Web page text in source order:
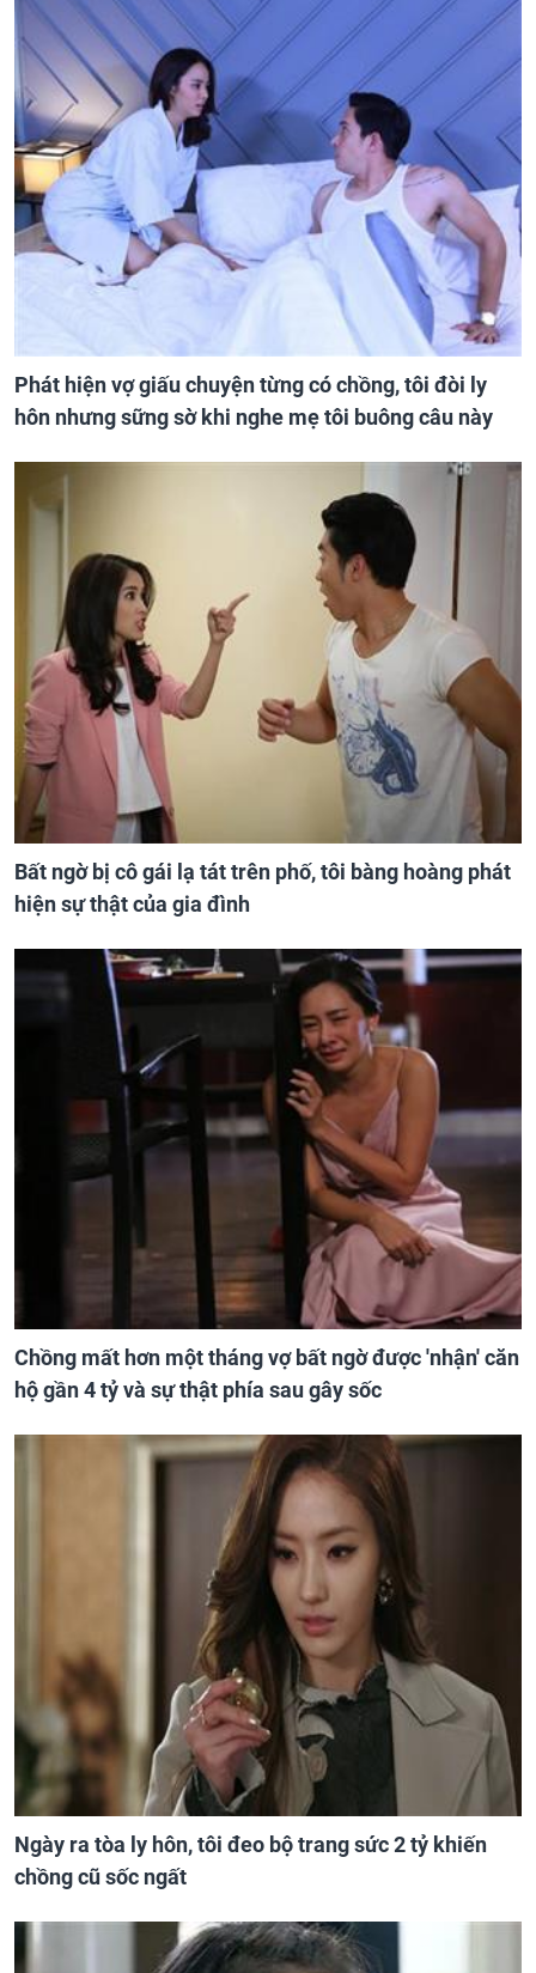
Phát hiện vợ giấu chuyện từng có chồng, tôi đòi ly
hôn nhưng sững sờ khi nghe mẹ tôi buông câu này
Bất ngờ bị cô gái lạ tát trên phố, tôi bàng hoàng phát
hiện sự thật của gia đình
Chồng mất hơn một tháng vợ bất ngờ được 'nhận' căn
hộ gần 4 tỷ và sự thật phía sau gây sốc
Ngày ra tòa ly hôn, tôi đeo bộ trang sức 2 tỷ khiến
chồng cũ sốc ngất